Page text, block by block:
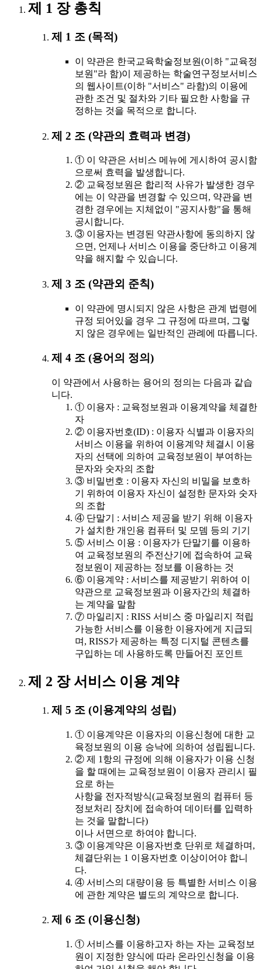
제 1 장 총칙
제 1 조 (목적)
이 약관은 한국교육학술정보원(이하 "교육정
보원"라 함)이 제공하는 학술연구정보서비스
의 웹사이트(이하 "서비스" 라함)의 이용에
관한 조건 및 절차와 기타 필요한 사항을 규
정하는 것을 목적으로 합니다.
제 2 조 (약관의 효력과 변경)
① 이 약관은 서비스 메뉴에 게시하여 공시함
으로써 효력을 발생합니다.
② 교육정보원은 합리적 사유가 발생한 경우
에는 이 약관을 변경할 수 있으며, 약관을 변
경한 경우에는 지체없이 "공지사항"을 통해
공시합니다.
③ 이용자는 변경된 약관사항에 동의하지 않
으면, 언제나 서비스 이용을 중단하고 이용계
약을 해지할 수 있습니다.
제 3 조 (약관외 준칙)
이 약관에 명시되지 않은 사항은 관계 법령에
규정 되어있을 경우 그 규정에 따르며, 그렇
지 않은 경우에는 일반적인 관례에 따릅니다.
제 4 조 (용어의 정의)
이 약관에서 사용하는 용어의 정의는 다음과 같습
니다.
① 이용자 : 교육정보원과 이용계약을 체결한
자
② 이용자번호(ID) : 이용자 식별과 이용자의
서비스 이용을 위하여 이용계약 체결시 이용
자의 선택에 의하여 교육정보원이 부여하는
문자와 숫자의 조합
③ 비밀번호 : 이용자 자신의 비밀을 보호하
기 위하여 이용자 자신이 설정한 문자와 숫자
의 조합
④ 단말기 : 서비스 제공을 받기 위해 이용자
가 설치한 개인용 컴퓨터 및 모뎀 등의 기기
⑤ 서비스 이용 : 이용자가 단말기를 이용하
여 교육정보원의 주전산기에 접속하여 교육
정보원이 제공하는 정보를 이용하는 것
⑥ 이용계약 : 서비스를 제공받기 위하여 이
약관으로 교육정보원과 이용자간의 체결하
는 계약을 말함
⑦ 마일리지 : RISS 서비스 중 마일리지 적립
가능한 서비스를 이용한 이용자에게 지급되
며, RISS가 제공하는 특정 디지털 콘텐츠를
구입하는 데 사용하도록 만들어진 포인트
제 2 장 서비스 이용 계약
제 5 조 (이용계약의 성립)
① 이용계약은 이용자의 이용신청에 대한 교
육정보원의 이용 승낙에 의하여 성립됩니다.
② 제 1항의 규정에 의해 이용자가 이용 신청
을 할 때에는 교육정보원이 이용자 관리시 필
요로 하는
사항을 전자적방식(교육정보원의 컴퓨터 등
정보처리 장치에 접속하여 데이터를 입력하
는 것을 말합니다)
이나 서면으로 하여야 합니다.
③ 이용계약은 이용자번호 단위로 체결하며,
체결단위는 1 이용자번호 이상이어야 합니
다.
④ 서비스의 대량이용 등 특별한 서비스 이용
에 관한 계약은 별도의 계약으로 합니다.
제 6 조 (이용신청)
① 서비스를 이용하고자 하는 자는 교육정보
원이 지정한 양식에 따라 온라인신청을 이용